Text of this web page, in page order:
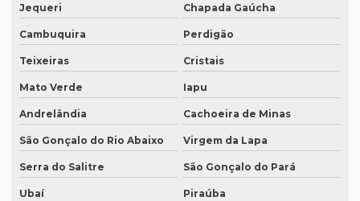
Onde fazer tradução em fortaleza
Onde fazer tradução de inglês jurídico
Onde fazer tradução juramentada no rio de janeiro
Onde fazer tradução juramentada no rj
Onde fazer tradução juramentada em porto alegre
Onde fazer tradução juramentada em recife
Jequeri Chapada Gaúcha
Cambuquira Perdigão
Teixeiras Cristais
Mato Verde Iapu
Andrelândia Cachoeira de Minas
São Gonçalo do Rio Abaixo Virgem da Lapa
Serra do Salitre São Gonçalo do Pará
Ubaí Piraúba